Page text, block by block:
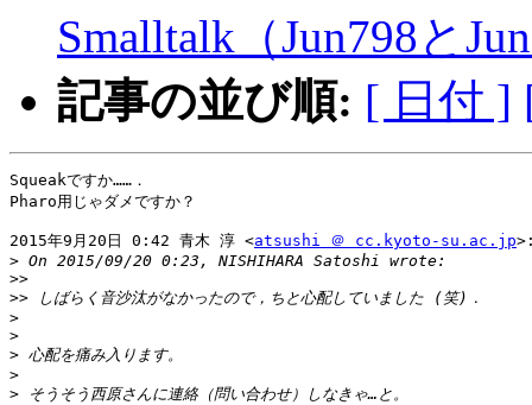
Smalltalk（Jun798と
記事の並び順: [ 日付 ]
Squeakですか……．
Pharo用じゃダメですか？
2015年9月20日 0:42 青木 淳 <atsushi ＠ cc.kyoto-su.ac.jp
>
>>
>>
>
>
>
>
>